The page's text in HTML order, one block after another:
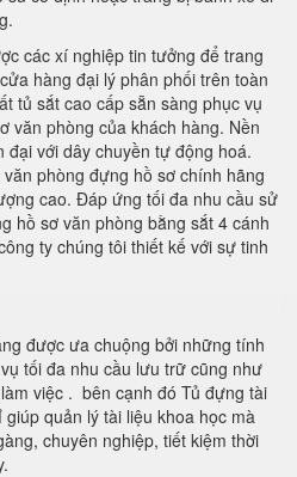
các xí nghiệp tin tưởng để trang
hàng đại lý phân phối trên toàn
tủ sắt cao cấp sẵn sàng phục vụ
văn phòng của khách hàng. Nền
đại với dây chuyền tự động hoá.
phòng đựng hồ sơ chính hãng
cao. Đáp ứng tối đa nhu cầu sử
hồ sơ văn phòng bằng sắt 4 cánh
ty chúng tôi thiết kế với sự tinh
được ưa chuộng bởi những tính
tối đa nhu cầu lưu trữ cũng như
việc . bên cạnh đó Tủ đựng tài
quản lý tài liệu khoa học mà
chuyên nghiệp, tiết kiệm thời